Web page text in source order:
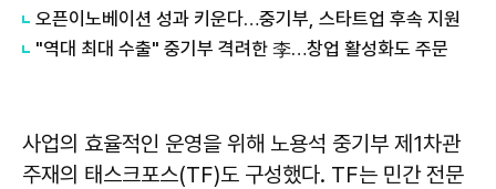
오픈이노베이션 성과 키운다…중기부, 스타트업 후속 지원
"역대 최대 수출" 중기부 격려한 李…창업 활성화도 주문
사업의 효율적인 운영을 위해 노용석 중기부 제1차관
주재의 태스크포스(TF)도 구성했다. TF는 민간 전문